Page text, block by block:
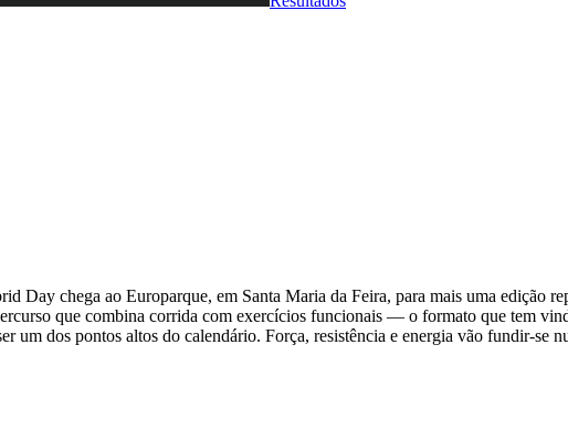
Day chega ao Europarque, em Santa Maria da Feira, para mais uma edição
que combina corrida com exercícios funcionais — o formato que tem
um dos pontos altos do calendário. Força, resistência e energia vão fundir-